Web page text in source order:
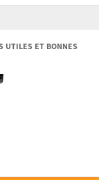
UTILES ET BONNES